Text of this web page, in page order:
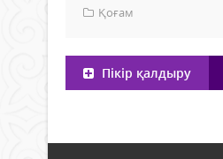
Қоғам
Пікір қалдыру